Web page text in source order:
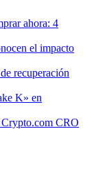
ahora: 4
el impacto
recuperación
K» en
CRO